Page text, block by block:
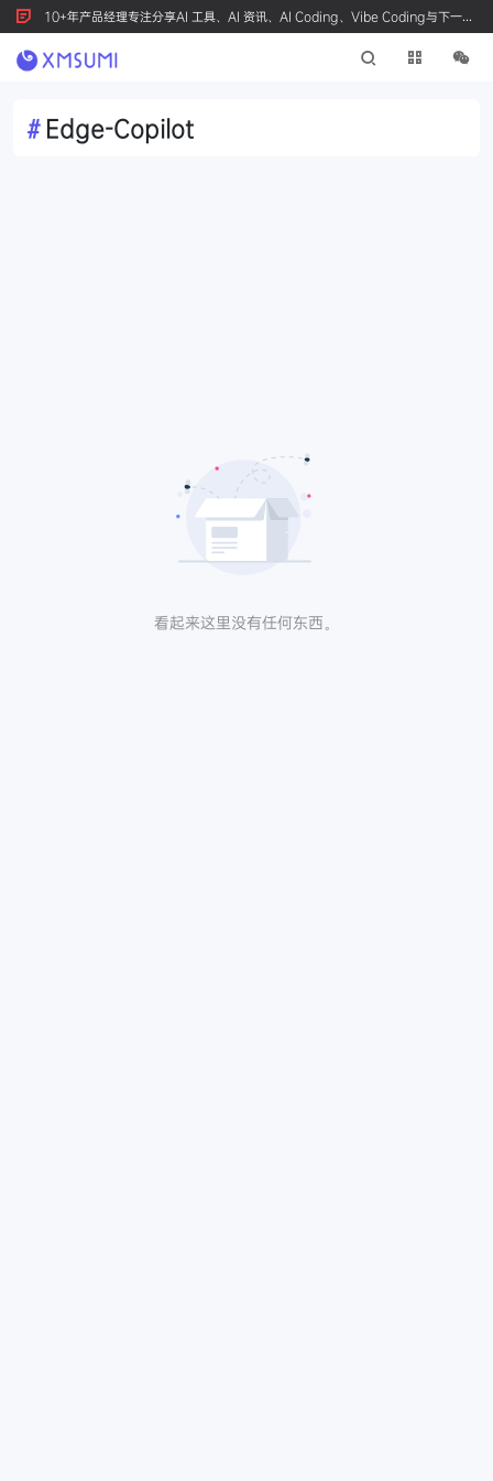
10+年产品经理专注分享AI 工具、AI 资讯、AI Coding、Vibe Coding与下一代
产品创新，按 Ctrl+D 收藏我们
# Edge-Copilot
看起来这里没有任何东西。